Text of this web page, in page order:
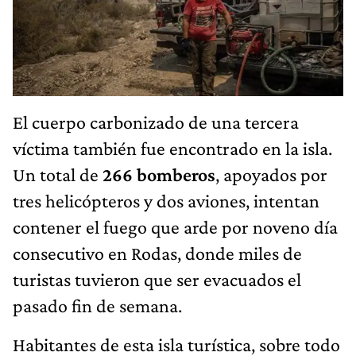
El cuerpo carbonizado de una tercera
víctima también fue encontrado en la isla.
Un total de 266 bomberos, apoyados por
tres helicópteros y dos aviones, intentan
contener el fuego que arde por noveno día
consecutivo en Rodas, donde miles de
turistas tuvieron que ser evacuados el
pasado fin de semana.
Habitantes de esta isla turística, sobre todo